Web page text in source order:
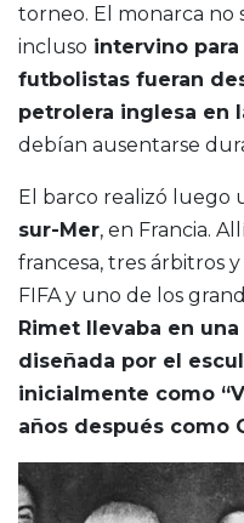
torneo. El monarca no
incluso intervino
futbolistas fueran
petrolera inglesa en
debían ausentarse
El barco realizó luego
sur-Mer, en Francia.
francesa, tres árbitros
FIFA y uno de los
Rimet llevaba en
diseñada por el
inicialmente como
años después como